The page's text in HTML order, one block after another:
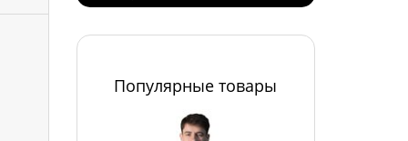
Популярные товары